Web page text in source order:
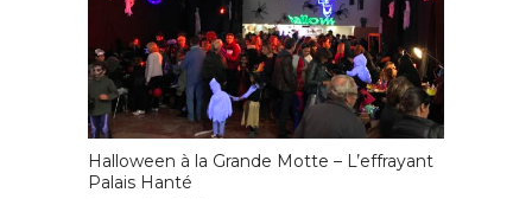
Halloween à la Grande Motte – L’effrayant
Palais Hanté